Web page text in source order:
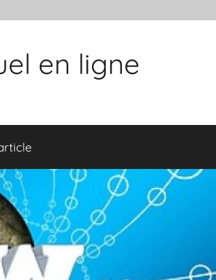
en ligne